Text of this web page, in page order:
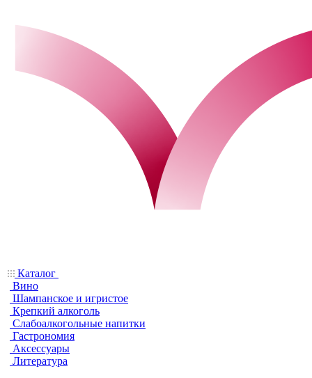
Каталог
Вино
Шампанское и игристое
Крепкий алкоголь
Слабоалкогольные напитки
Гастрономия
Аксессуары
Литература